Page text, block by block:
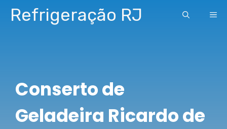
Pular
paraRefrigeração RJ
Conserto de
Geladeira Ricardo de